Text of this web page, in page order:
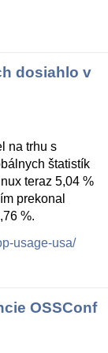
dosiahlo v
na trhu s
štatistík
teraz 5,04 %
prekonal
%.
usage-usa/
OSSConf